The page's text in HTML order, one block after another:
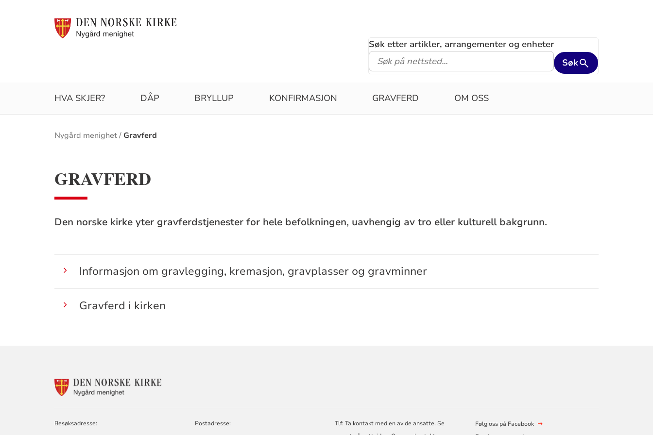
Søk etter artikler, arrangementer og enheter
Søk
HVA SKJER? DÅP BRYLLUP KONFIRMASJON GRAVFERD OM OSS
Brødsmulesti
Nygård menighet Gravferd
GRAVFERD
Den norske kirke yter gravferdstjenester for hele befolkningen, uavhengig av tro eller kulturell bakgrunn.
Informasjon om gravlegging, kremasjon, gravplasser og gravminner
Gravferd i kirken
KONTAKTINFORMASJON
Besøksadresse: Postadresse:
Tlf: Ta kontakt med en av de ansatte. Se
Følg oss på Facebook